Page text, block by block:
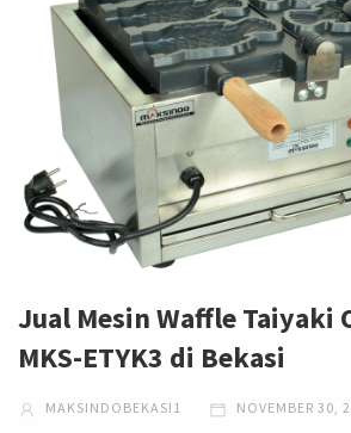
Jual Mesin Waffle Taiyaki
MKS-ETYK3 di Bekasi
MAKSINDOBEKASI1 NOVEMBER 30,